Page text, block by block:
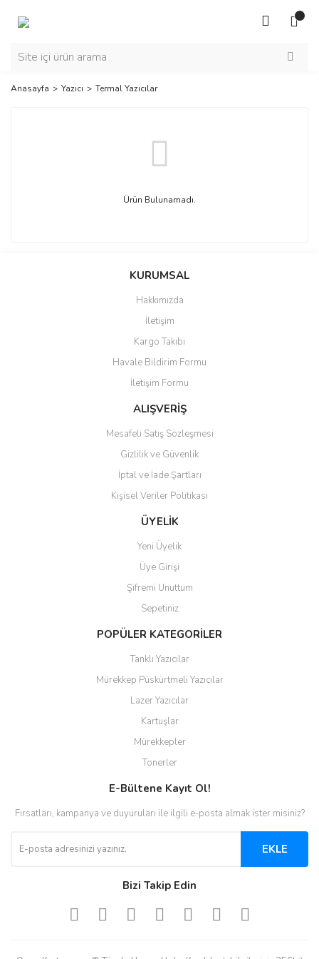
Anasayfa Yazıcı Termal Yazıcılar
Ürün Bulunamadı.
KURUMSAL
Hakkımızda
İletişim
Kargo Takibi
Havale Bildirim Formu
İletişim Formu
ALIŞVERİŞ
Mesafeli Satış Sözleşmesi
Gizlilik ve Güvenlik
İptal ve İade Şartları
Kişisel Veriler Politikası
ÜYELİK
Yeni Üyelik
Üye Girişi
Şifremi Unuttum
Sepetiniz
POPÜLER KATEGORİLER
Tanklı Yazıcılar
Mürekkep Püskürtmeli Yazıcılar
Lazer Yazıcılar
Kartuşlar
Mürekkepler
Tonerler
E-Bültene Kayıt Ol!
Fırsatları, kampanya ve duyuruları ile ilgili e-posta almak ister misiniz?
EKLE
Bizi Takip Edin